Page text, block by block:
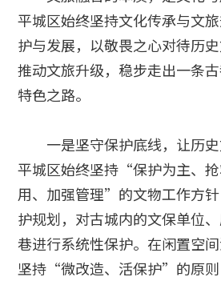
平城区始终坚持文化传承与文
护与发展，以敬畏之心对待历
推动文旅升级，稳步走出一条
特色之路。
一是坚守保护底线，让历
平城区始终坚持“保护为主、
用、加强管理”的文物工作方
护规划，对古城内的文保单位
巷进行系统性保护。在闲置空间
坚持“微改造、活保护”的原